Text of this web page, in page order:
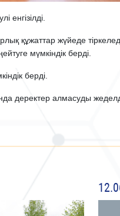
енгізілді.
құжаттар жүйеде
мүмкіндік берді.
берді.
алмасуды